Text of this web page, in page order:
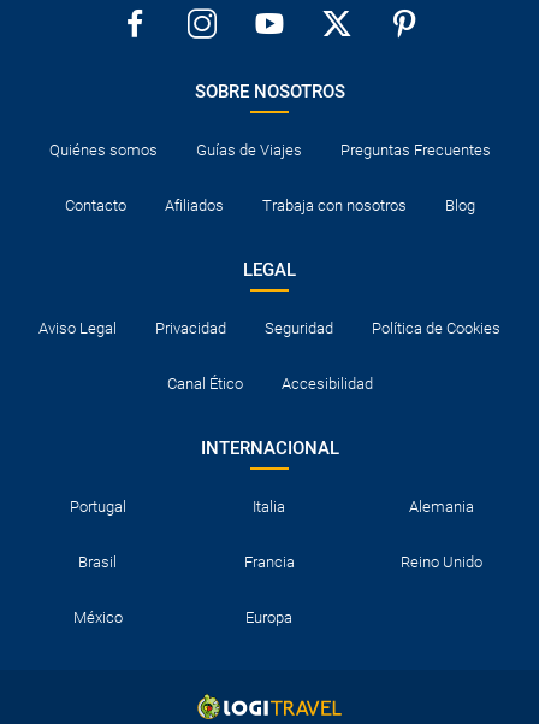
SOBRE NOSOTROS
Quiénes somos Guías de Viajes Preguntas Frecuentes
Contacto Afiliados Trabaja con nosotros Blog
LEGAL
Aviso Legal Privacidad Seguridad Política de Cookies
Canal Ético Accesibilidad
INTERNACIONAL
Portugal Italia Alemania
Brasil Francia Reino Unido
México Europa